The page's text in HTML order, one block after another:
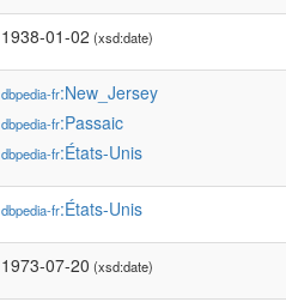
1938-01-02 (xsd:date)
dbpedia-fr:New_Jersey
dbpedia-fr:Passaic
dbpedia-fr:États-Unis
dbpedia-fr:États-Unis
1973-07-20 (xsd:date)